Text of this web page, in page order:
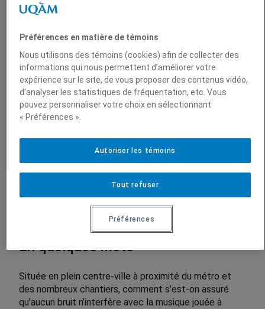
Vidéos
Conférences enregistrées
à
2
2
.
0
0
l’excellence de son
acoustique. Quels critères ont
permis d’atteindre cette
excellence?
En quelques mots
Située en plein centre-ville à proximité du métro et
des nombreux chantiers, comment s’est-on assuré
qu’aucun bruit n’interfère avec la musique jouée à
Préférences en matière de témoins
Nous utilisons des témoins (cookies) afin de collecter des
informations qui nous permettent d’améliorer votre
expérience sur le site, de vous proposer des contenus vidéo,
d’analyser les statistiques de fréquentation, etc. Vous
pouvez personnaliser votre choix en sélectionnant
« Préférences ».
Tout refuser
Autoriser les témoins
Préférences